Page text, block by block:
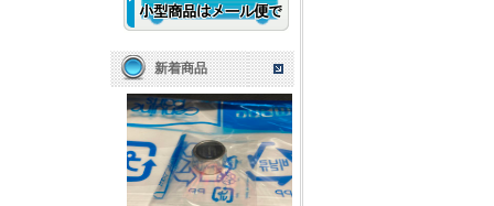
新着商品